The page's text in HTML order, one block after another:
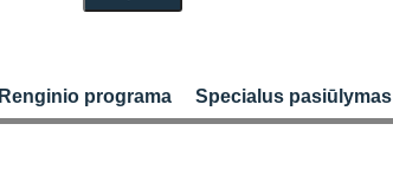
Renginio programa Specialus pasiūlymas